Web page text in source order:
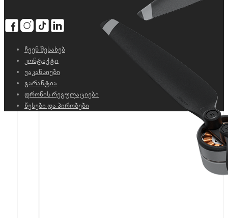
ჩვენ შესახებ
კონტაქტი
ვაკანსიები
გარანტია
დრონის რეგულაციები
წესები და პირობები